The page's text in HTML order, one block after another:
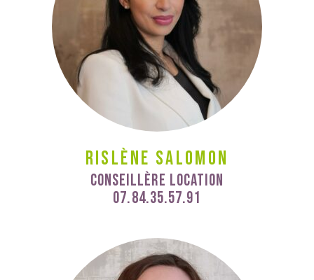
Rislène Salomon
Conseillère Location
07.84.35.57.91